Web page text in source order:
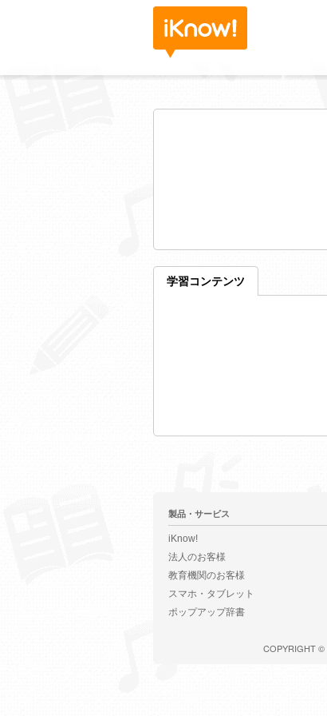
学習コンテンツ
製品・サービス
iKnow!
法人のお客様
教育機関のお客様
スマホ・タブレット
ポップアップ辞書
COPYRIGHT ©